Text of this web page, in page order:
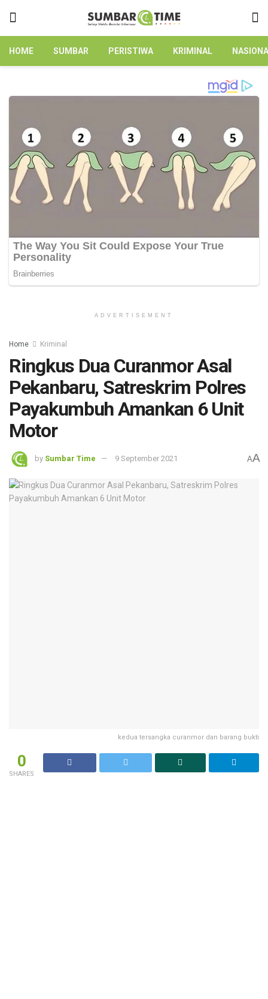
HOME SUMBAR PERISTIWA KRIMINAL
ADVERTISEMENT
Home Kriminal
Ringkus Dua Curanmor Asal
Pekanbaru, Satreskrim Polres
Payakumbuh Amankan 6 Unit
Motor
by Sumbar Time 9 September 2021 AA
kedua tersangka curanmor dan barang bukti
0
SHARES